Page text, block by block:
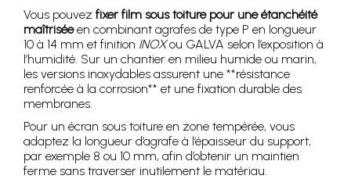
Vous pouvez fixer film sous toiture pour une étanchéité
maîtriséeen combinant agrafes de type P en longueur
10 à 14 mm et finition INOXou GALVA selon l’exposition à
l’humidité. Sur un chantier en milieu humide ou marin,
les versions inoxydables assurent une **résistance
renforcée à la corrosion** et une fixation durable des
membranes.
Pour un écran sous toiture en zone tempérée, vous
adaptez la longueur d’agrafe à l’épaisseur du support,
par exemple 8 ou 10 mm, afin d’obtenir un maintien
ferme sans traverser inutilement le matériau.